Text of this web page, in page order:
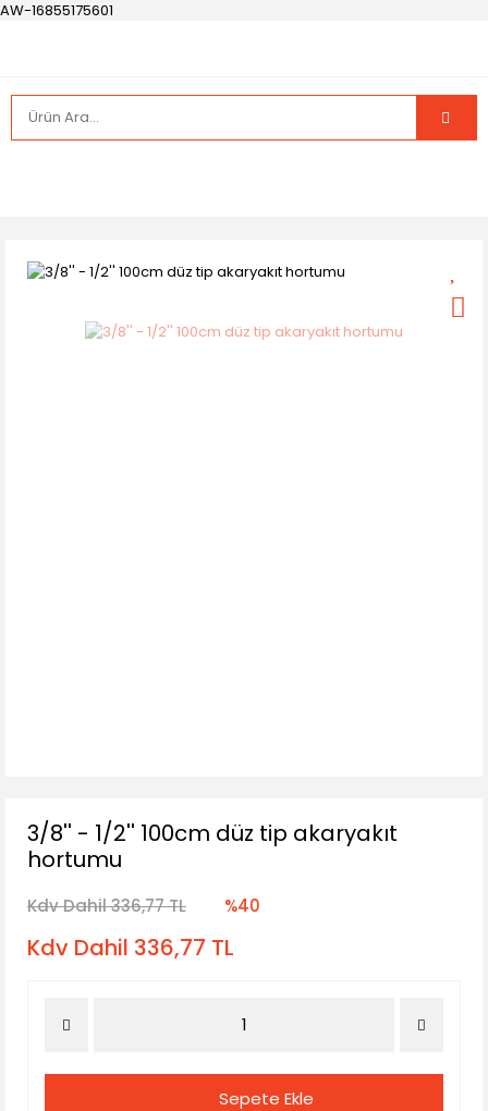
AW-16855175601
3/8'' - 1/2'' 100cm düz tip akaryakıt
hortumu
Kdv Dahil 336,77 TL %40
Kdv Dahil 336,77 TL
Sepete Ekle